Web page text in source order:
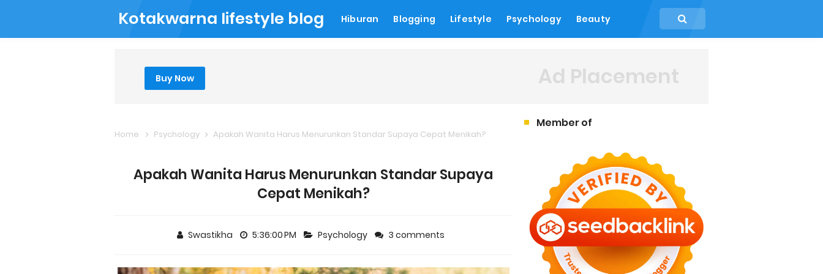
Kotakwarna lifestyle blog Hiburan Blogging Lifestyle Psychology Beauty
Buy Now Ad Placement
Home Psychology Apakah Wanita Harus Menurunkan Standar Supaya Cepat Menikah?
Apakah Wanita Harus Menurunkan Standar Supaya
Cepat Menikah?
Swastikha 5:36:00 PM Psychology 3 comments
Member of